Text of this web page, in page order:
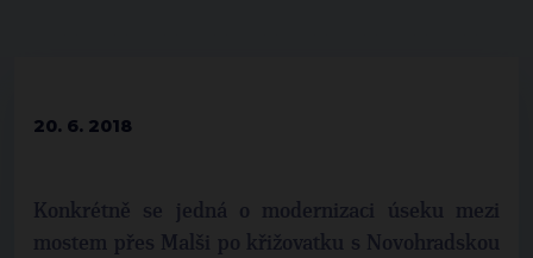
20. 6. 2018
Konkrétně se jedná o modernizaci úseku mezi
mostem přes Malši po křižovatku s Novohradskou